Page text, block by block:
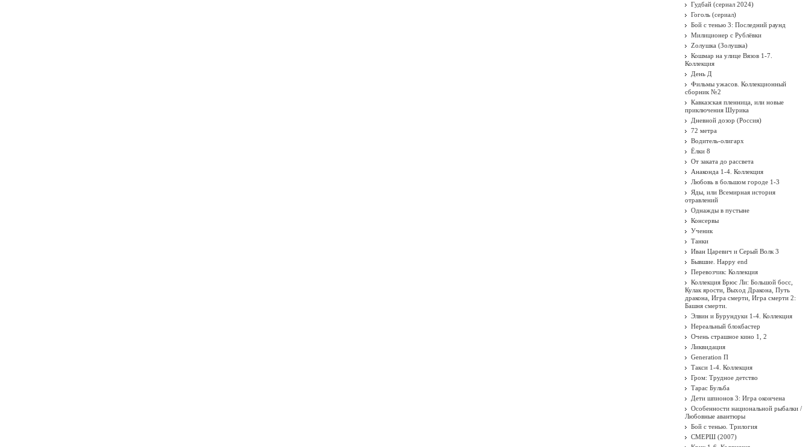
Гудбай (сериал 2024)
Гоголь (сериал)
Бой с тенью 3: Последний раунд
Милиционер с Рублёвки
Zолушка (Золушка)
Кошмар на улице Вязов 1-7.
Коллекция
День Д
Фильмы ужасов. Коллекционный
сборник №2
Кавказская пленница, или новые
приключения Шурика
Дневной дозор (Россия)
72 метра
Водитель-олигарх
Ёлки 8
От заката до рассвета
Анаконда 1-4. Коллекция
Любовь в большом городе 1-3
Яды, или Всемирная история
отравлений
Однажды в пустыне
Консервы
Ученик
Танки
Иван Царевич и Серый Волк 3
Бывшие. Happy end
Перевозчик: Коллекция
Коллекция Брюс Ли: Большой босс,
Кулак ярости, Выход Дракона, Путь
дракона, Игра смерти, Игра смерти 2:
Башня смерти.
Элвин и Бурундуки 1-4. Коллекция
Нереальный блокбастер
Очень страшное кино 1, 2
Ликвидация
Generation П
Такси 1-4. Коллекция
Гром: Трудное детство
Тарас Бульба
Дети шпионов 3: Игра окончена
Особенности национальной рыбалки /
Любовные авантюры
Бой с тенью. Трилогия
СМЕРШ (2007)